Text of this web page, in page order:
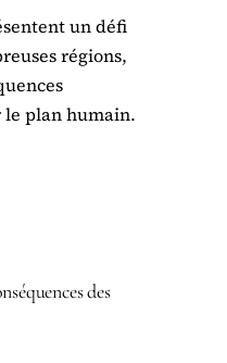
un défi
régions,
le plan humain.
des